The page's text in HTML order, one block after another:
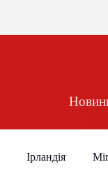
Ірландія